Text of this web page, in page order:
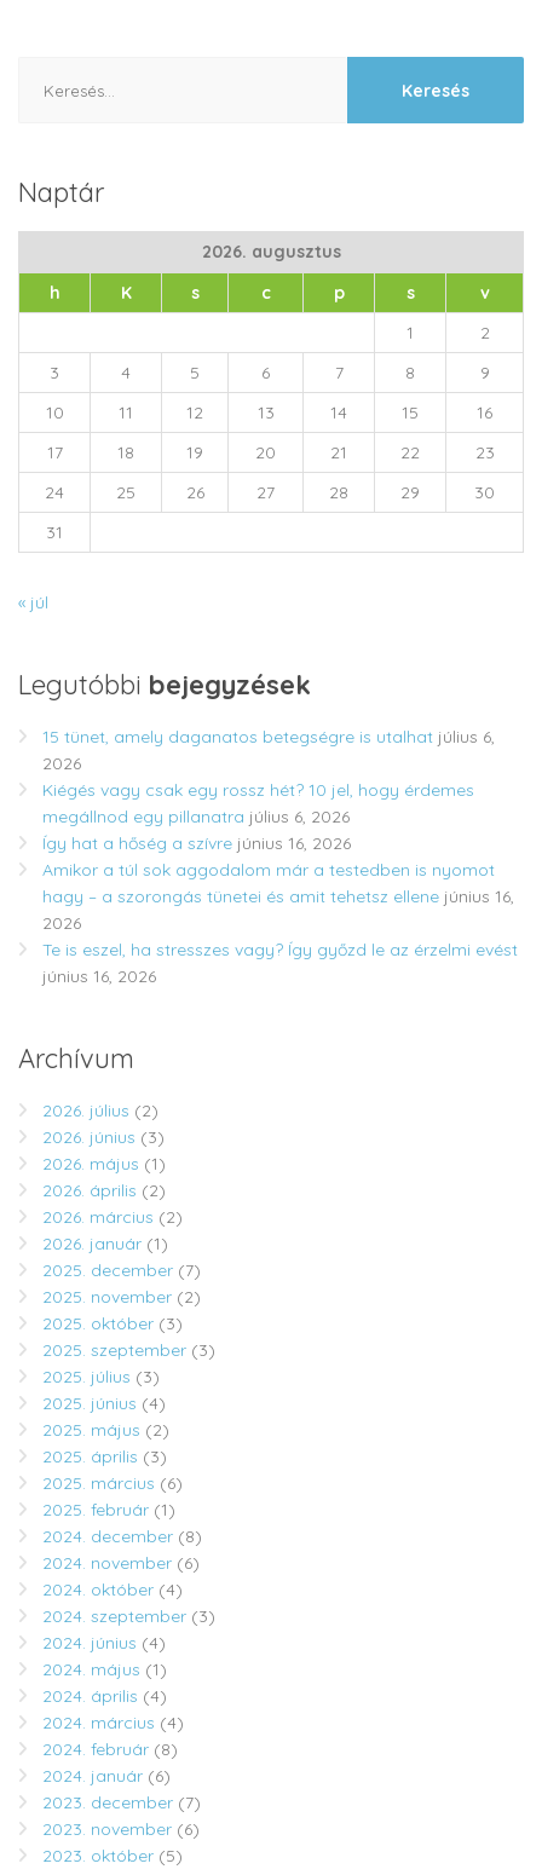
Naptár
2026. augusztus
h
K s c p s
v
1
2
3
4 5 6 7 8
9
10
11 12 13 14 15
16
17
18 19 20 21 22
23
24
25 26 27 28 29
30
31
« júl
Legutóbbi bejegyzések
15 tünet, amely daganatos betegségre is utalhat július 6,
2026
Kiégés vagy csak egy rossz hét? 10 jel, hogy érdemes
megállnod egy pillanatra július 6, 2026
Így hat a hőség a szívre június 16, 2026
Amikor a túl sok aggodalom már a testedben is nyomot
hagy – a szorongás tünetei és amit tehetsz ellene június 16,
2026
Te is eszel, ha stresszes vagy? Így győzd le az érzelmi evést
június 16, 2026
Archívum
2026. július (2)
2026. június (3)
2026. május (1)
2026. április (2)
2026. március (2)
2026. január (1)
2025. december (7)
2025. november (2)
2025. október (3)
2025. szeptember (3)
2025. július (3)
2025. június (4)
2025. május (2)
2025. április (3)
2025. március (6)
2025. február (1)
2024. december (8)
2024. november (6)
2024. október (4)
2024. szeptember (3)
2024. június (4)
2024. május (1)
2024. április (4)
2024. március (4)
2024. február (8)
2024. január (6)
2023. december (7)
2023. november (6)
2023. október (5)